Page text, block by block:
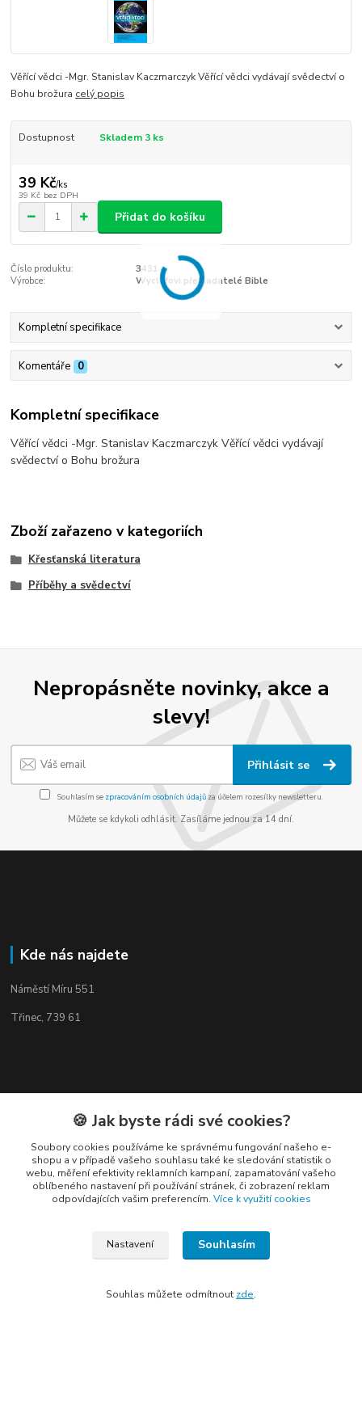
Věřící vědci -Mgr. Stanislav Kaczmarczyk Věřící vědci vydávají svědectví o
Bohu brožura celý popis
Dostupnost Skladem 3 ks
39 Kč/ks
39 Kč bez DPH
Přidat do košíku
Číslo produktu:
3431
Výrobce:
Wycliffovi překladatelé Bible
Kompletní specifikace
Komentáře 0
Kompletní specifikace
Věřící vědci -Mgr. Stanislav Kaczmarczyk Věřící vědci vydávají
svědectví o Bohu brožura
Zboží zařazeno v kategoriích
Křesťanská literatura
Příběhy a svědectví
Nepropásněte novinky, akce a
slevy!
Přihlásit se
Souhlasím se zpracováním osobních údajůza účelem rozesílky newsletteru.
Můžete se kdykoli odhlásit. Zasíláme jednou za 14 dní.
Kde nás najdete
Náměstí Míru 551
Třinec, 739 61
Petr Nedvídek
+420 775688827 +420 737670415
🍪 Jak byste rádi své cookies?
Soubory cookies používáme ke správnému fungování našeho e-
shopu a v případě vašeho souhlasu také ke sledování statistik o
webu, měření efektivity reklamních kampaní, zapamatování vašeho
oblíbeného nastavení při používání stránek, či zobrazení reklam
odpovídajících vašim preferencím. Více k využití cookies
Nastavení Souhlasím
Souhlas můžete odmítnout zde.